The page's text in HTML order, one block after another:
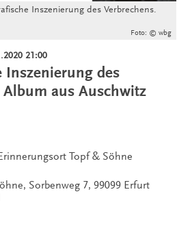
Inszenierung des Verbrechens.
Foto: © wbg
21:00
des
aus Auschwitz
Topf & Söhne
Sorbenweg 7, 99099 Erfurt